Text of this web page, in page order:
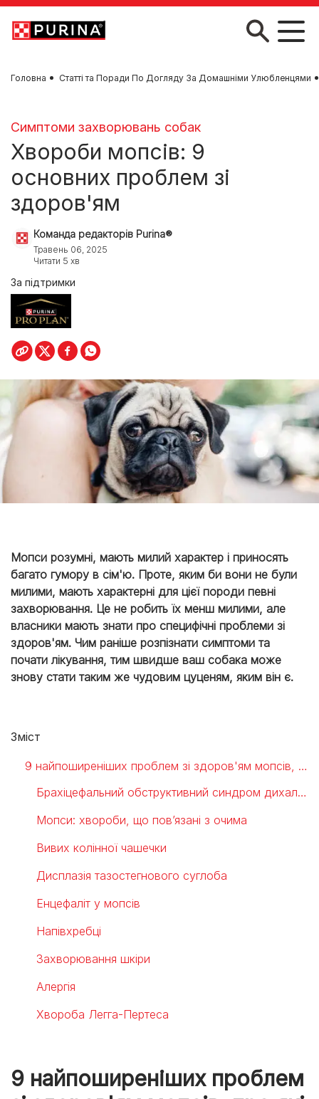
Skip to main content
Головна Статті та Поради По Догляду За Домашніми Улюбленцями
Симптоми захворювань собак
Хвороби мопсів: 9
основних проблем зі
здоров'ям
Команда редакторів Purina®
Травень 06, 2025
Читати 5 хв
За підтримки
Мопси розумні, мають милий характер і приносять
багато гумору в сім'ю. Проте, яким би вони не були
милими, мають характерні для цієї породи певні
захворювання. Це не робить їх менш милими, але
власники мають знати про специфічні проблеми зі
здоров'ям. Чим раніше розпізнати симптоми та
почати лікування, тим швидше ваш собака може
знову стати таким же чудовим цуценям, яким він є.
Зміст
9 найпоширеніших проблем зі здоров'ям мопсів, про які варто знати
Брахіцефальний обструктивний синдром дихальних шляхів (BOAS)
Мопси: хвороби, що пов’язані з очима
Вивих колінної чашечки
Дисплазія тазостегнового суглоба
Енцефаліт у мопсів
Напівхребці
Захворювання шкіри
Алергія
Хвороба Легга-Пертеса
9 найпоширеніших проблем